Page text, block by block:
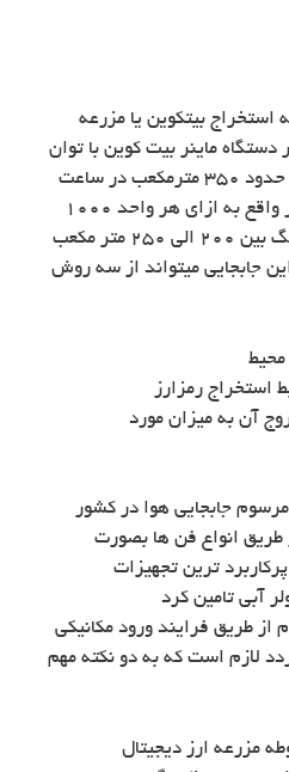
استخراج بیتکوین یا مزرعه
دستگاه ماینر بیت کوین با توان
تقریبی 1500 وات باید در حدود 350 مترمکعب در ساعت
تخلیه هوا داشته باشیم. در واقع به ازای هر واحد 1000
واتی مصرف در مزارع ماینیگ بین 200 الی 250 متر مکعب
جابجایی میتواند از سه روش
محیط
استخراج رمزارز
آن به میزان مورد
جابجایی هوا در کشور
طریق انواع فن ها بصورت
ترین تجهیزات
آبی تامین کرد
از طریق فرایند ورود مکانیکی
لازم است که به دو نکته مهم
مزرعه ارز دیجیتال